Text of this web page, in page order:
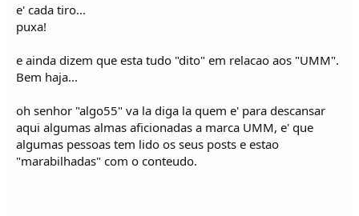
e' cada tiro...
puxa!
e ainda dizem que esta tudo "dito" em relacao aos "UMM".
Bem haja...
oh senhor "algo55" va la diga la quem e' para descansar
aqui algumas almas aficionadas a marca UMM, e' que
algumas pessoas tem lido os seus posts e estao
"marabilhadas" com o conteudo.